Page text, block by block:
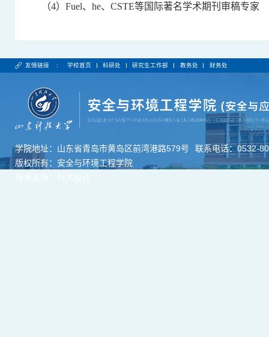
（4） Fuel、 he、 CSTE等国际著名学术期刊审稿专家
友情链接 : 学校首页 科研处 研究生工作部 教务处 财务处
学院地址：山东省青岛市黄岛区前湾港路579号
联系电话：0532-
版权所有：安全与环境工程学院